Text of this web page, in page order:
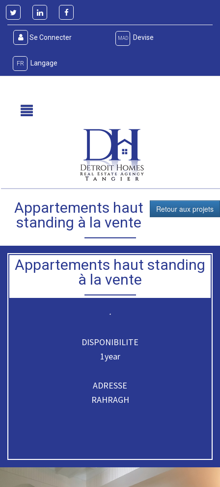
Se Connecter MAD Devise
FR Langage
Retour aux projets
Appartements haut
standing à la vente
Appartements haut standing
à la vente
.
DISPONIBILITE
1year
ADRESSE
RAHRAGH